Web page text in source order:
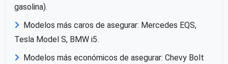
gasolina).
Modelos más caros de asegurar: Mercedes EQS,
Tesla Model S, BMW i5.
Modelos más económicos de asegurar: Chevy Bolt